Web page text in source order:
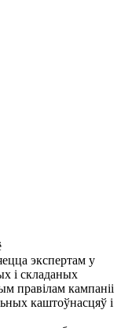
экспертам у
і складаных
правілам кампаніі
каштоўнасцяў і